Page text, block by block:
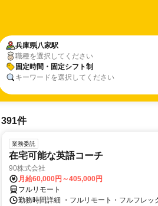
兵庫県八家駅
職種を選択してください
固定時間・固定シフト制
キーワードを選択してください
391件
業務委託
在宅可能な英語コーチ
90株式会社
月給60,000円～405,000円
フルリモート
勤務時間詳細 ・フルリモート・フルフレ